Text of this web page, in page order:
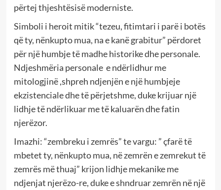
përtej thjeshtësisë moderniste.
Simboli i heroit mitik “tezeu, fitimtari i parë i botës
që ty, nënkupto mua, na e kanë grabitur” përdoret
për një humbje të madhe historike dhe personale.
Ndjeshmëria personale e ndërlidhur me
mitologjinë ,shpreh ndjenjën e një humbjeje
ekzistenciale dhe të përjetshme, duke krijuar një
lidhje të ndërlikuar me të kaluarën dhe fatin
njerëzor.
Imazhi: “zembreku i zemrës” te vargu: ” çfarë të
mbetet ty, nënkupto mua, në zemrën e zemrekut të
zemrës më thuaj” krijon lidhje mekanike me
ndjenjat njerëzo-re, duke e shndruar zemrën në një